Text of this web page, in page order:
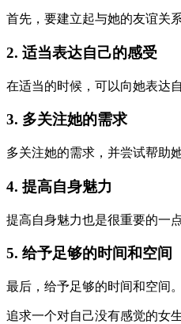
首先，要建立起与她的友谊关
2. 适当表达自己的感受
在适当的时候，可以向她表达
3. 多关注她的需求
多关注她的需求，并尝试帮助
4. 提高自身魅力
提高自身魅力也是很重要的一
5. 给予足够的时间和空间
最后，给予足够的时间和空间
追求一个对自己没有感觉的女